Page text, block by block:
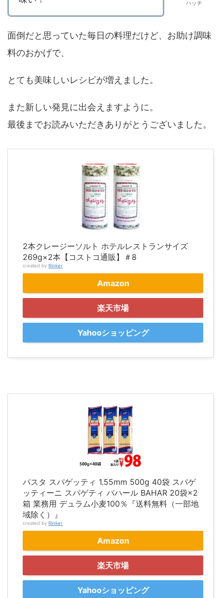
ハッチ
面倒だと思っていた毎日の料理だけど、お助け調味
料のおかげで、
とても美味しいレシピが増えました。
また新しい発見に出会えますように。
最後までお読みいただきありがとうございました。
2本クレージーソルト ホテルレストランサイズ
269g×2本【コストコ通販】＃8
created by Rinker
Amazon
楽天市場
Yahooショッピング
パスタ スパゲッティ 1.55mm 500g 40袋 スパゲ
ッティーニ スパゲティ バハール BAHAR 20袋×2
箱 業務用 デュラム小麦100％『送料無料（一部地
域除く）』
created by Rinker
Amazon
楽天市場
Yahooショッピング